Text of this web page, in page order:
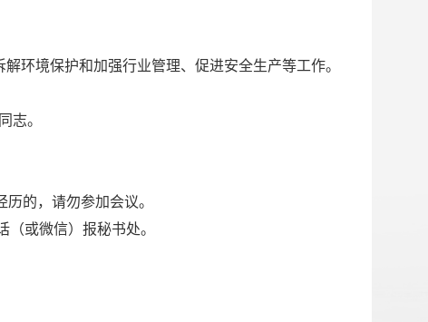
环境保护和加强行业管理、促进安全生产等工作。
志。
的，请勿参加会议。
或微信）报秘书处。